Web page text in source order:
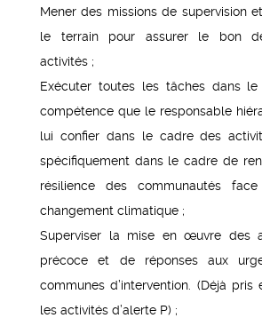
Mener des missions de supervision
le terrain pour assurer le bon
activités ;
Exécuter toutes les tâches dans
compétence que le responsable
lui confier dans le cadre des
spécifiquement dans le cadre de
résilience des communautés
changement climatique ;
Superviser la mise en œuvre des
précoce et de réponses aux
communes d’intervention. (Déjà
les activités d’alerte P) ;